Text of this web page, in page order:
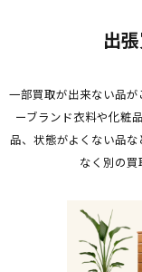
出
一部買取が出来ない品
ーブランド衣料や化粧
品、状態がよくない品な
なく別の買